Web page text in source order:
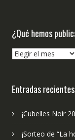
¿Qué hemos
¿Qué
Entradas recientes
¡Cubelles Noir
¡Sorteo de “La